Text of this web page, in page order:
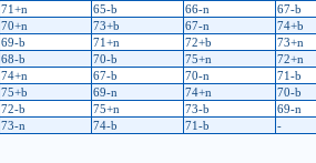
71+n 65-b 66-n 67-b
70+n 73+b 67-n 74+b
69-b 71+n 72+b 73+n
68-b 70-b 75+n 72+n
74+n 67-b 70-n 71-b
75+b 69-n 74+n 70-b
72-b 75+n 73-b 69-n
73-n 74-b 71-b -